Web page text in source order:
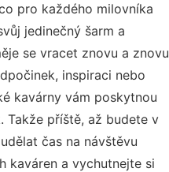
pro každého milovníka
jedinečný šarm a
se vracet znovu a
inspiraci nebo
kavárny vám poskytnou
Takže příště, až budete v
čas na návštěvu
kaváren a vychutnejte si